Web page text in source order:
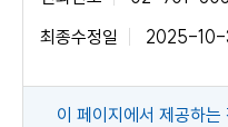
최종수정일
2025-10-
콘
이 페이지에서 제공하